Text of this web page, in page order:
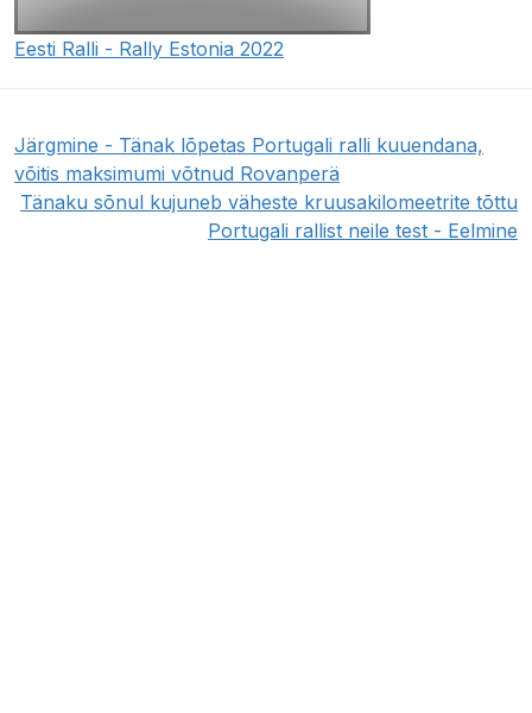
Eesti Ralli - Rally Estonia 2022
Järgmine - Tänak lõpetas Portugali ralli kuuendana,
võitis maksimumi võtnud Rovanperä
Tänaku sõnul kujuneb väheste kruusakilomeetrite tõttu
Portugali rallist neile test - Eelmine